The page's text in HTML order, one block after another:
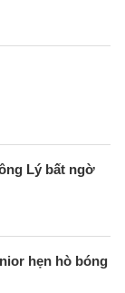
Lý bất ngờ
hẹn hò bóng